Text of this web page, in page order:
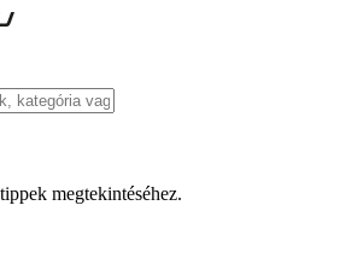
megtekintéséhez.